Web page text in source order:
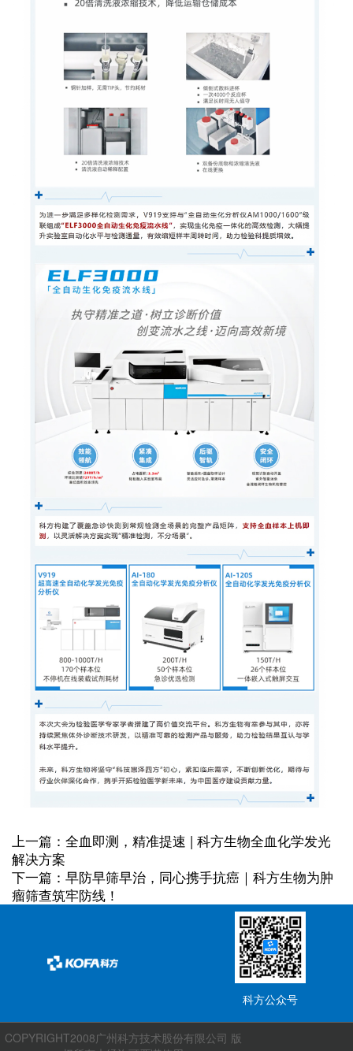
上一篇：全血即测，精准提速 | 科方生物全血化学发光
解决方案
下一篇：早防早筛早治，同心携手抗癌｜科方生物为肿
瘤筛查筑牢防线！
科方公众号
COPYRIGHT2008广州科方技术股份有限公司 版